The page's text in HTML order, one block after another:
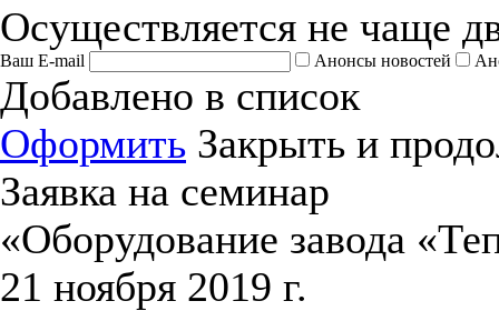
Осуществляется не чаще
Ваш E-mail Анонсы новостей
Добавлено в список
Оформить Закрыть и
Заявка на семинар
«Оборудование завода
21 ноября 2019 г.